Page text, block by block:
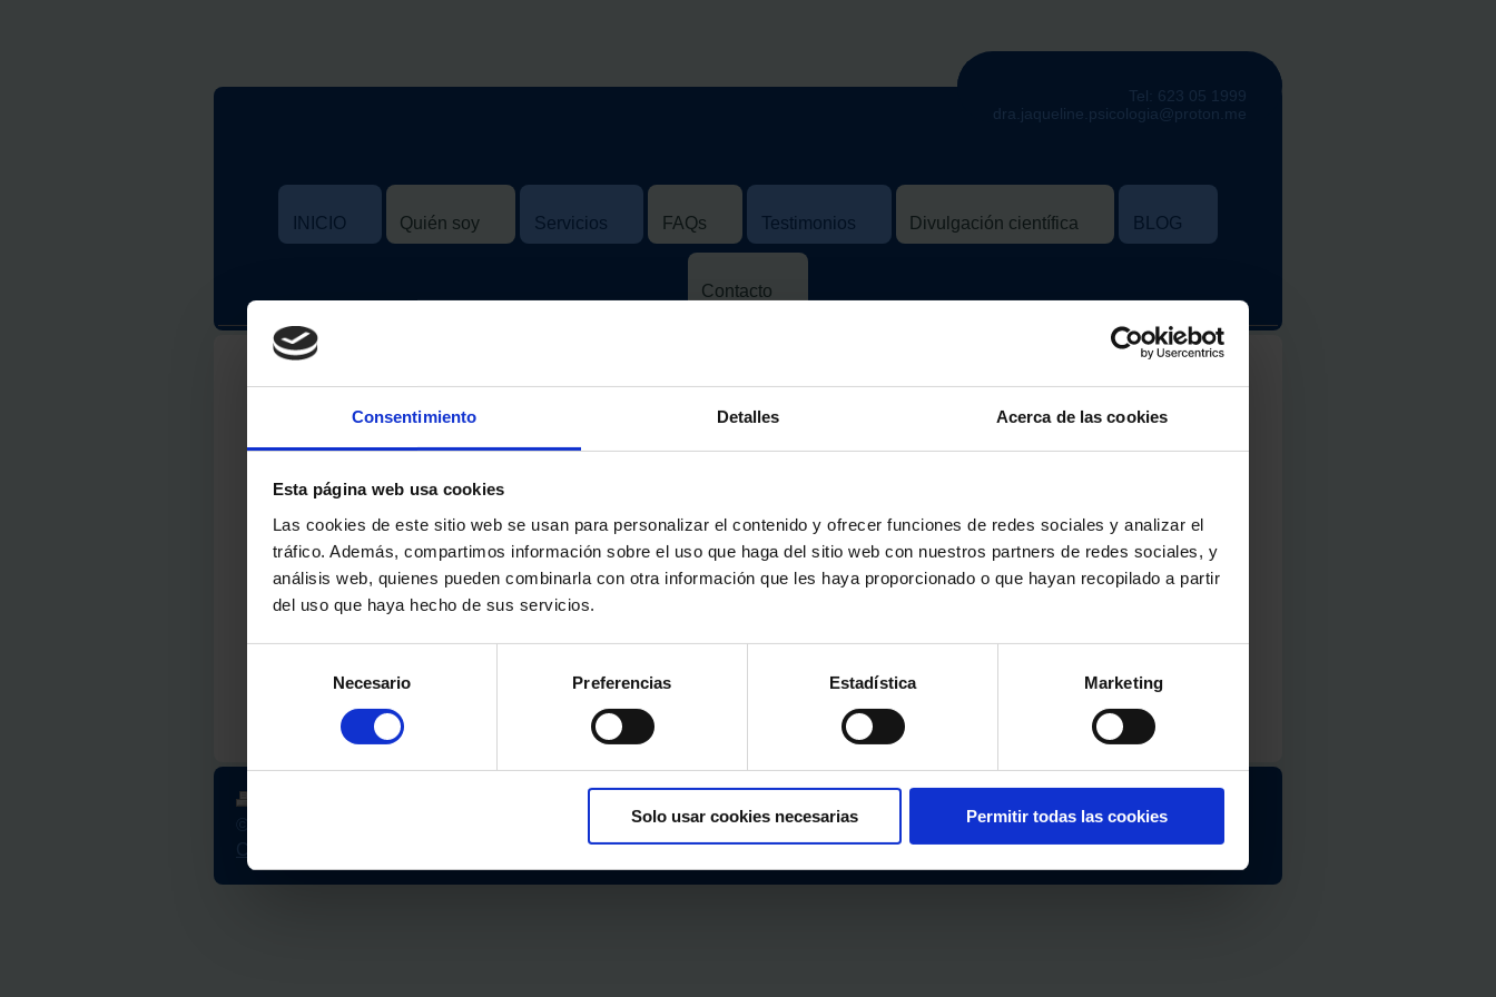
Consentimiento Detalles Acerca de las cookies
Esta página web usa cookies
Las cookies de este sitio web se usan para personalizar el contenido y ofrecer funciones de redes sociales y analizar el
tráfico. Además, compartimos información sobre el uso que haga del sitio web con nuestros partners de redes sociales, y
análisis web, quienes pueden combinarla con otra información que les haya proporcionado o que hayan recopilado a partir
del uso que haya hecho de sus servicios.
consentimiento
Necesario Preferencias Estadística Marketing
Solo usar cookies necesarias Permitir todas las cookies
Tel: 623 05 1999
dra.jaqueline.psicologia@proton.me
INICIO Quién soy Servicios FAQs Testimonios Divulgación científica BLOG
Contacto
tel 666767676
FAQs
Testimonios
Divulgación científica
BLOG
Contacto
Política de Privacidad
Politica de
Cookies